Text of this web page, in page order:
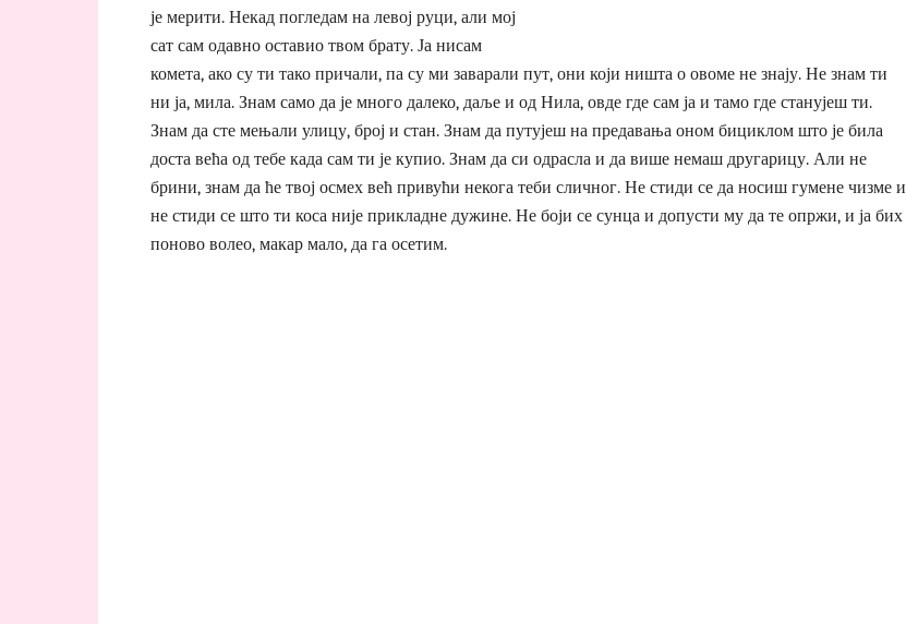
је мерити. Некад погледам на левој руци, али мој
сат сам одавно оставио твом брату. Ја нисам
комета, ако су ти тако причали, па су ми заварали пут, они који ништа о овоме не знају. Не знам ти
ни ја, мила. Знам само да је много далеко, даље и од Нила, овде где сам ја и тамо где станујеш ти.
Знам да сте мењали улицу, број и стан. Знам да путујеш на предавања оном бициклом што је била
доста већа од тебе када сам ти је купио. Знам да си одрасла и да више немаш другарицу. Али не
брини, знам да ће твој осмех већ привући некога теби сличног. Не стиди се да носиш гумене чизме и
не стиди се што ти коса није прикладне дужине. Не боји се сунца и допусти му да те опржи, и ја бих
поново волео, макар мало, да га осетим.